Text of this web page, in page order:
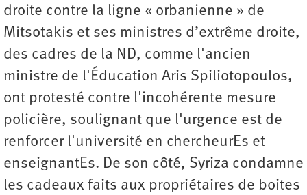
droite contre la ligne « orbanienne » de
Mitsotakis et ses ministres d’extrême droite,
des cadres de la ND, comme l'ancien
ministre de l'Éducation Aris Spiliotopoulos,
ont protesté contre l'incohérente mesure
policière, soulignant que l'urgence est de
renforcer l'université en chercheurEs et
enseignantEs. De son côté, Syriza condamne
les cadeaux faits aux propriétaires de boites